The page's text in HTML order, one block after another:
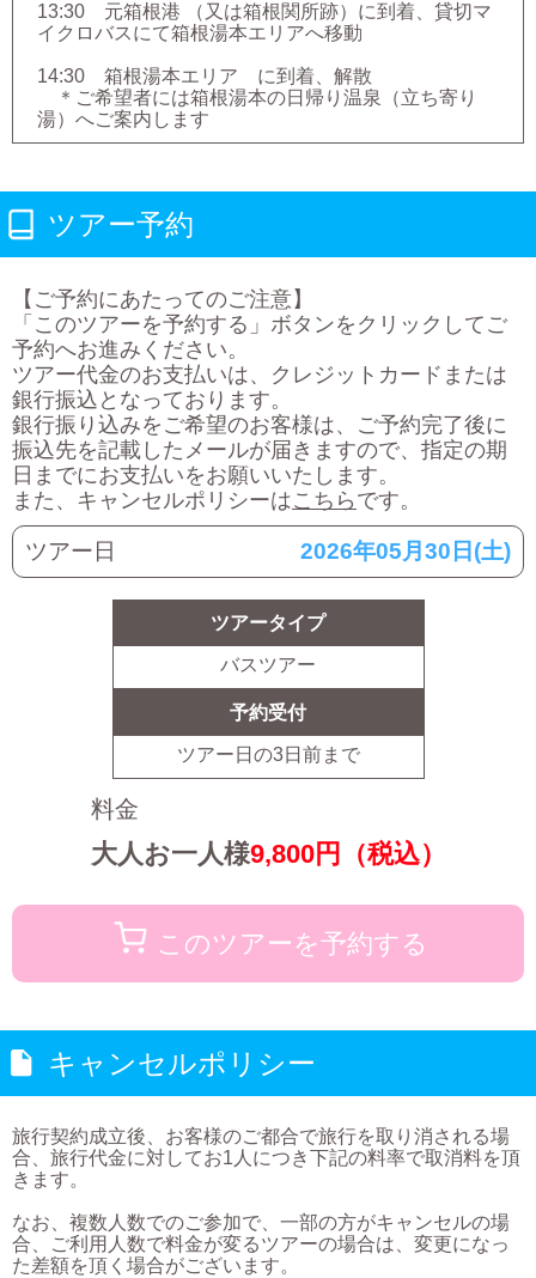
13:30 元箱根港 （又は箱根関所跡）に到着、貸切マ
イクロバスにて箱根湯本エリアへ移動
14:30 箱根湯本エリア に到着、解散
＊ご希望者には箱根湯本の日帰り温泉（立ち寄り
湯）へご案内します
ツアー予約
【ご予約にあたってのご注意】
「このツアーを予約する」ボタンをクリックしてご
予約へお進みください。
ツアー代金のお支払いは、クレジットカードまたは
銀行振込となっております。
銀行振り込みをご希望のお客様は、ご予約完了後に
振込先を記載したメールが届きますので、指定の期
日までにお支払いをお願いいたします。
また、キャンセルポリシーはこちら です。
ツアー日 2026年05月30日(土)
ツアータイプ
バスツアー
予約受付
ツアー日の3日前まで
料金
大人お一人様9,800円（税込）
このツアーを予約する
キャンセルポリシー
旅行契約成立後、お客様のご都合で旅行を取り消される場
合、旅行代金に対してお1人につき下記の料率で取消料を頂
きます。
なお、複数人数でのご参加で、一部の方がキャンセルの場
合、ご利用人数で料金が変るツアーの場合は、変更になっ
た差額を頂く場合がございます。